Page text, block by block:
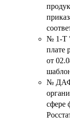
№ 1-Т
плате
от
№
сфере